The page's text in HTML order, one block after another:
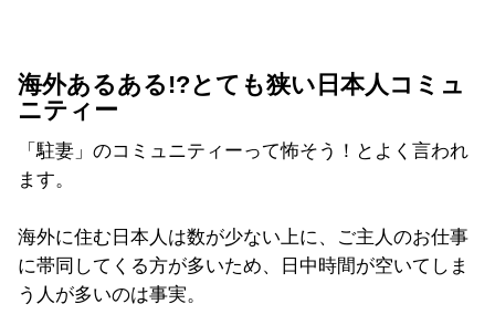
海外あるある!?とても狭い日本人コミュ
ニティー
「駐妻」のコミュニティーって怖そう！とよく言われ
ます。
海外に住む日本人は数が少ない上に、ご主人のお仕事
に帯同してくる方が多いため、日中時間が空いてしま
う人が多いのは事実。